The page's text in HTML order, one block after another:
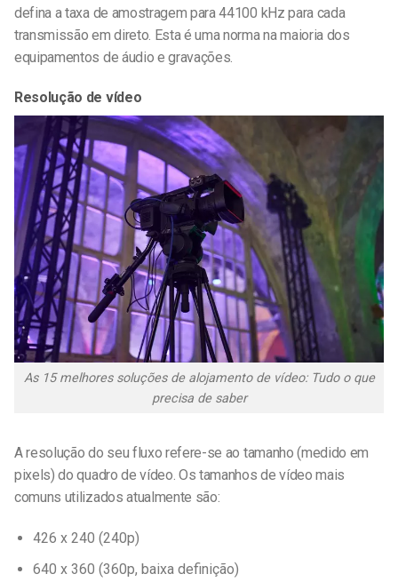
defina a taxa de amostragem para 44100 kHz para cada
transmissão em direto. Esta é uma norma na maioria dos
equipamentos de áudio e gravações.
Resolução de vídeo
As 15 melhores soluções de alojamento de vídeo: Tudo o que
precisa de saber
A resolução do seu fluxo refere-se ao tamanho (medido em
pixels) do quadro de vídeo. Os tamanhos de vídeo mais
comuns utilizados atualmente são:
426 x 240 (240p)
640 x 360 (360p, baixa definição)